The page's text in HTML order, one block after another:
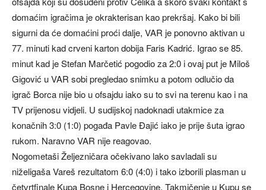
domaćim igračima je okrakterisan kao prekršaj. Kako bi bili
sigurni da će domaćini proći dalje, VAR je ponovno aktivan u
77. minuti kad crveni karton dobija Faris Kadrić. Igrao se 85.
minut kad je Stefan Marčetić pogodio za 2:0 i ovaj put je Miloš
Gigović u VAR sobi pregledao snimku a potom odlučio da
igrač Borca nije bio u ofsajdu iako su to svi na terenu kao i na
TV prijenosu vidjeli. U sudijskoj nadoknadi utakmice za
konačnih 3:0 (1:0) pogađa Pavle Đajić iako je prije šuta igrao
rukom. Naravno VAR nije reagovao.
Nogometaši Željezničara očekivano lako savladali su
niželigaša Vareš rezultatom 6:0 (4:0) i tako izborili plasman u
četvrtfinale Kupa Bosne i Hercegovine. Takmičenje u Kupu se